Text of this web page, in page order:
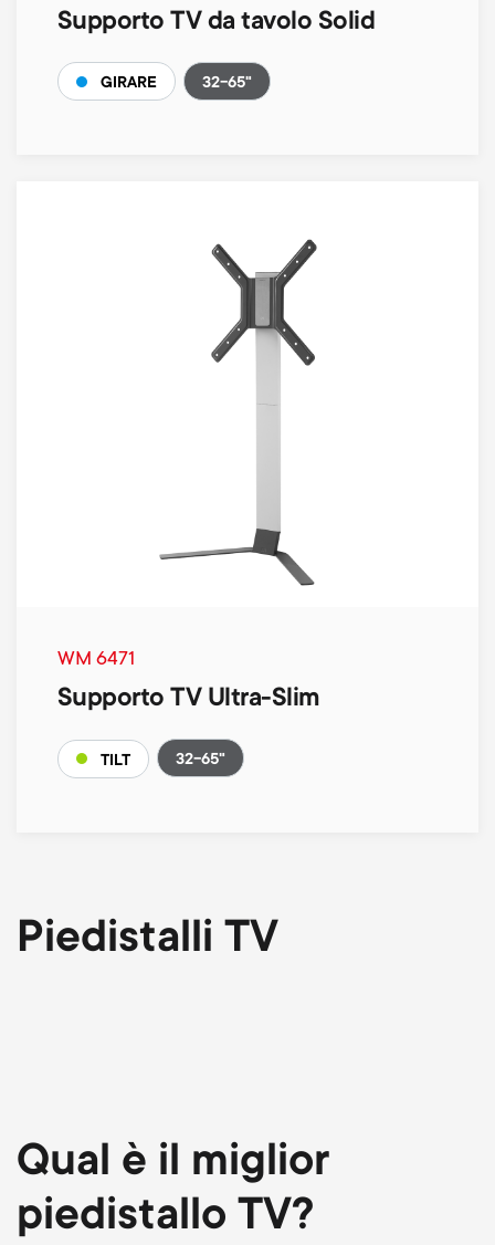
Supporto TV da tavolo Solid
GIRARE 32-65"
WM 6471
Supporto TV Ultra-Slim
TILT 32-65"
Piedistalli TV
Qual è il miglior
piedistallo TV?